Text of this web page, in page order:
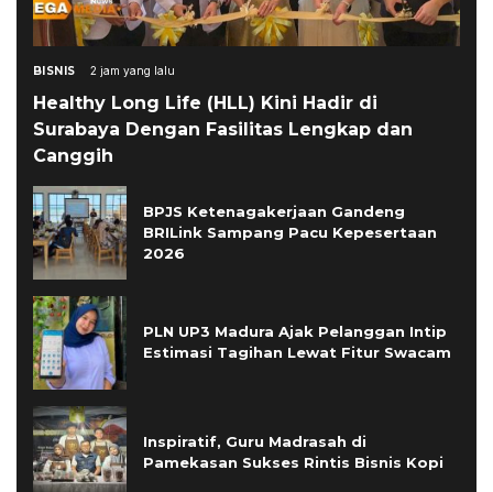
BISNIS 2 jam yang lalu
Healthy Long Life (HLL) Kini Hadir di
Surabaya Dengan Fasilitas Lengkap dan
Canggih
BPJS Ketenagakerjaan Gandeng
BRILink Sampang Pacu Kepesertaan
2026
PLN UP3 Madura Ajak Pelanggan Intip
Estimasi Tagihan Lewat Fitur Swacam
Inspiratif, Guru Madrasah di
Pamekasan Sukses Rintis Bisnis Kopi